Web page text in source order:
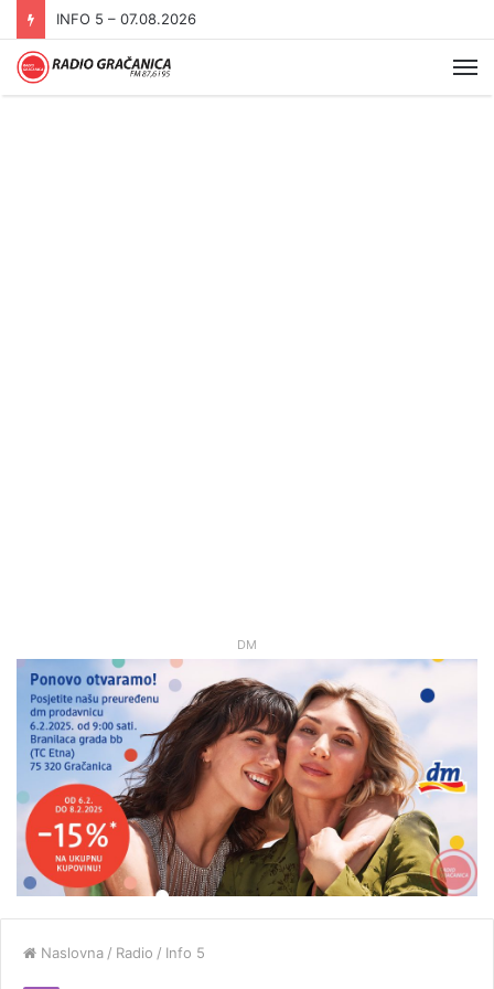
INFO 5 – 06.08.2026.
DM
Naslovna / Radio / Info 5